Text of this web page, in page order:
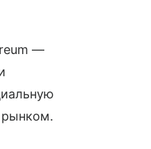
—
рынком.